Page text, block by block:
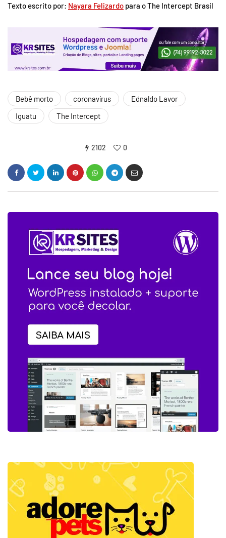
Texto escrito por: Nayara Felizardo para o The Intercept Brasil
Bebê morto coronavírus
Ednaldo Lavor
Iguatu
The Intercept
2102 0